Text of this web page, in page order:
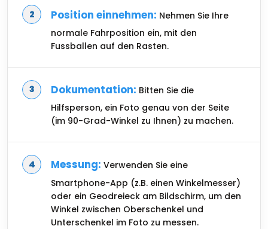
Position einnehmen: Nehmen Sie Ihre
normale Fahrposition ein, mit den
Fussballen auf den Rasten.
Dokumentation: Bitten Sie die
Hilfsperson, ein Foto genau von der Seite
(im 90-Grad-Winkel zu Ihnen) zu machen.
Messung: Verwenden Sie eine
Smartphone-App (z.B. einen Winkelmesser)
oder ein Geodreieck am Bildschirm, um den
Winkel zwischen Oberschenkel und
Unterschenkel im Foto zu messen.